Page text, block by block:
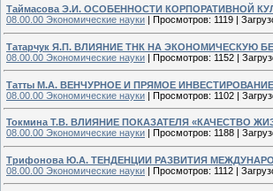
Таймасова Э.И. ОСОБЕННОСТИ КОРПОРАТИВНОЙ
08.00.00 Экономические науки
Просмотров: 1119
Татарчук Я.П. ВЛИЯНИЕ ТНК НА ЭКОНОМИЧЕСКУЮ
08.00.00 Экономические науки | Просмотров: 1152 |
Татты М.А. ВЕНЧУРНОЕ И ПРЯМОЕ
08.00.00 Экономические науки | Просмотров: 1102 |
Токмина Т.В. ВЛИЯНИЕ ПОКАЗАТЕЛЯ «КАЧЕСТВО
08.00.00 Экономические науки
Просмотров: 1188
Трифонова Ю.А. ТЕНДЕНЦИИ РАЗВИТИЯ
08.00.00 Экономические науки | Просмотров: 1112 |